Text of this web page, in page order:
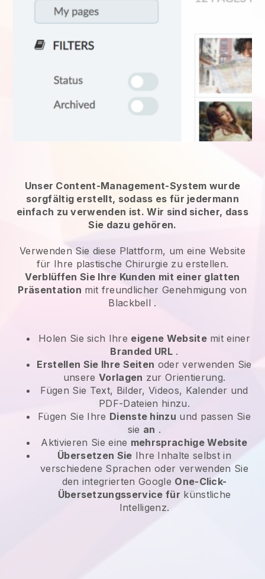
Unser Content-Management-System wurde
sorgfältig erstellt, sodass es für jedermann
einfach zu verwenden ist. Wir sind sicher, dass
Sie dazu gehören.
Verwenden Sie diese Plattform, um eine Website
für Ihre plastische Chirurgie zu erstellen.
Verblüffen Sie Ihre Kunden mit einer glatten
Präsentation mit freundlicher Genehmigung von
Blackbell .
Holen Sie sich Ihre eigene Websitemit einer
Branded URL.
Erstellen Sie Ihre Seiten oder verwenden Sie
unsere Vorlagen zur Orientierung.
Fügen Sie Text, Bilder, Videos, Kalender und
PDF-Dateien hinzu.
Fügen Sie Ihre Dienste hinzu und passen Sie
sie an .
Aktivieren Sie eine mehrsprachige Website
Übersetzen Sie Ihre Inhalte selbst in
verschiedene Sprachen oder verwenden Sie
den integrierten Google One-Click-
Übersetzungsservice für künstliche
Intelligenz.